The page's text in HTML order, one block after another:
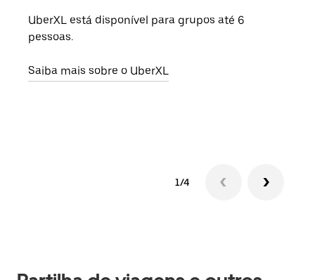
UberXL está disponível para grupos até 6
pessoas.
Saiba mais sobre o UberXL
1/4